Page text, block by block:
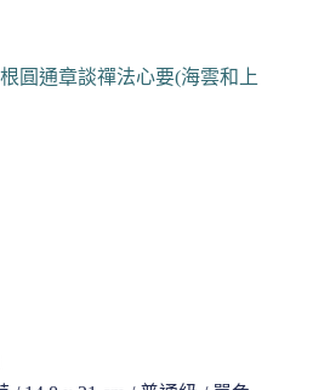
Li
圓通章談禪法心要(海雲和上